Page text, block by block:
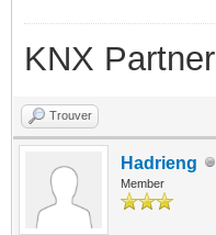
KNX Partner
Trouver
Hadrieng
Member